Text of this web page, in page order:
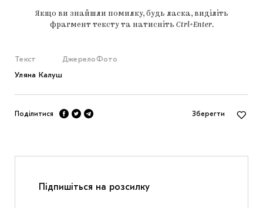
Якщо ви знайшли помилку, будь ласка, виділіть
фрагмент тексту та натисніть Ctrl+Enter.
Текст
Уляна Калуш
Джерело Фото
Поділитися Зберегти
Підпишіться на розсилку